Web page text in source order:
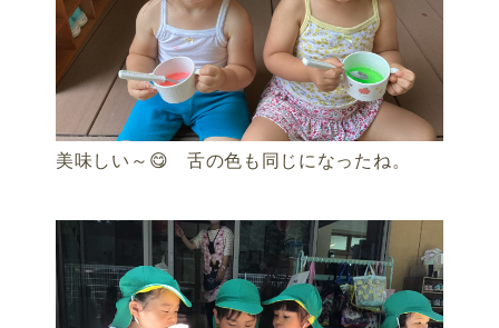
美味しい～😋 舌の色も同じになったね。